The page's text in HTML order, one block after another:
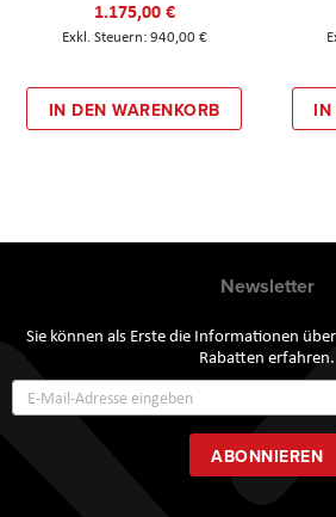
1.175,00 €
940,00 €
IN DEN WARENKORB IN
Newsletter
Sie können als Erste die Informationen
Rabatten erfahren.
zum
ABONNIEREN